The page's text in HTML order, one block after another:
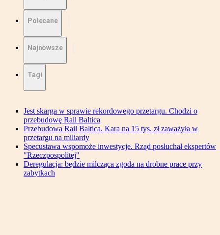
Polecane
Najnowsze
Tagi
Jest skarga w sprawie rekordowego przetargu. Chodzi o
przebudowę Rail Baltica
Przebudowa Rail Baltica. Kara na 15 tys. zł zaważyła w
przetargu na miliardy
Specustawa wspomoże inwestycje. Rząd posłuchał ekspertów
"Rzeczpospolitej"
Deregulacja: będzie milcząca zgoda na drobne prace przy
zabytkach